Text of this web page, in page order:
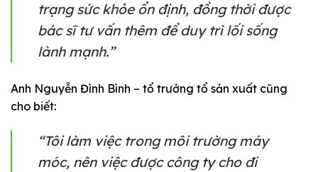
trạng sức khỏe ổn định, đồng thời được
bác sĩ tư vấn thêm để duy trì lối sống
lành mạnh.”
Anh Nguyễn Đình Bình – tổ trưởng tổ sản xuất cũng
cho biết:
“Tôi làm việc trong môi trường máy
móc, nên việc được công ty cho đi